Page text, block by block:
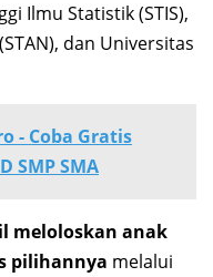
Ilmu Statistik (STIS),
dan Universitas
- Coba Gratis
SMP SMA
meloloskan anak
pilihannya melalui